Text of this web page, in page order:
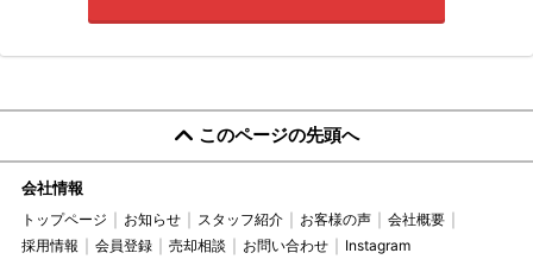
このページの先頭へ
会社情報
トップページ お知らせ スタッフ紹介 お客様の声
会社概要
採用情報
会員登録 売却相談 お問い合わせ Instagram